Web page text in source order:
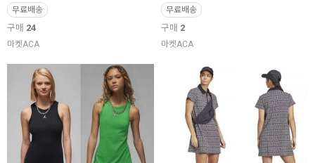
무료배송
구매 24
마켓ACA
무료배송
구매 2
마켓ACA